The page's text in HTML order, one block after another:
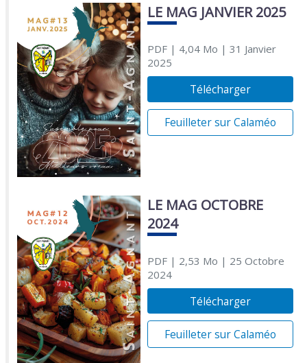
LE MAG JANVIER 2025
PDF| 4,04 Mo | 31 Janvier
2025
Télécharger
Feuilleter sur Calaméo
LE MAG OCTOBRE
2024
PDF| 2,53 Mo | 25 Octobre
2024
Télécharger
Feuilleter sur Calaméo